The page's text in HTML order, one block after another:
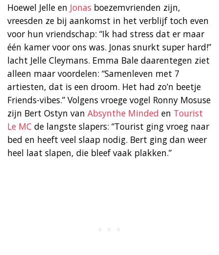
Hoewel Jelle en Jonas boezemvrienden zijn,
vreesden ze bij aankomst in het verblijf toch even
voor hun vriendschap: “Ik had stress dat er maar
één kamer voor ons was. Jonas snurkt super hard!”
lacht Jelle Cleymans. Emma Bale daarentegen ziet
alleen maar voordelen: “Samenleven met 7
artiesten, dat is een droom. Het had zo’n beetje
Friends-vibes.” Volgens vroege vogel Ronny Mosuse
zijn Bert Ostyn van Absynthe Minded en Tourist
Le MC de langste slapers: “Tourist ging vroeg naar
bed en heeft veel slaap nodig. Bert ging dan weer
heel laat slapen, die bleef vaak plakken.”